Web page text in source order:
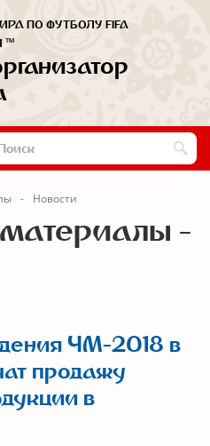
ПО ФУТБОЛУ FIFA
™
Новости
-
ЧМ-2018 в
продажу
в